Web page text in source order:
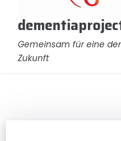
Gemeinsam für eine
Zukunft